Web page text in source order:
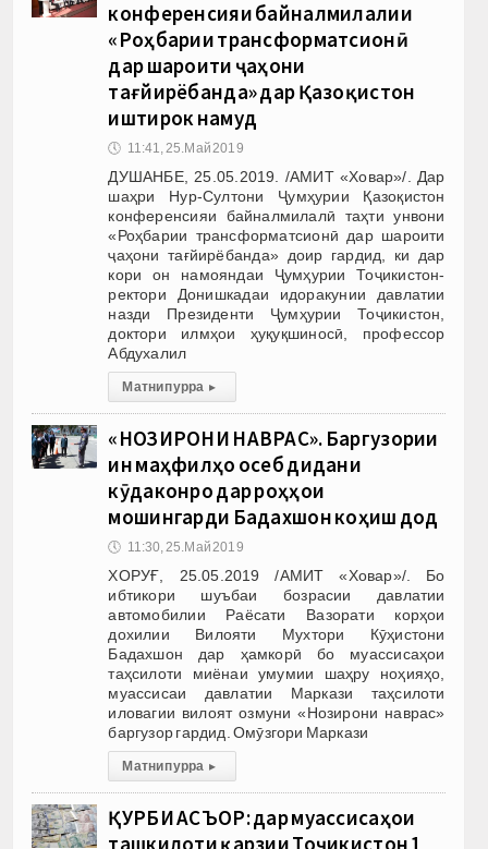
конференсияи байналмилалии
«Роҳбарии трансформатсионӣ
дар шароити ҷаҳони
тағйирёбанда» дар Қазоқистон
иштирок намуд
🕔 11:41, 25.Май 2019
ДУШАНБЕ, 25.05.2019. /АМИТ «Ховар»/. Дар
шаҳри Нур-Султони Ҷумҳурии Қазоқистон
конференсияи байналмилалӣ таҳти унвони
«Роҳбарии трансформатсионӣ дар шароити
ҷаҳони тағйирёбанда» доир гардид, ки дар
кори он намояндаи Ҷумҳурии Тоҷикистон-
ректори Донишкадаи идоракунии давлатии
назди Президенти Ҷумҳурии Тоҷикистон,
доктори илмҳои ҳуқуқшиносӣ, профессор
Абдухалил
Матни пурра ▸
«НОЗИРОНИ НАВРАС». Баргузории
ин маҳфилҳо осеб дидани
кӯдаконро дар роҳҳои
мошингарди Бадахшон коҳиш дод
🕔 11:30, 25.Май 2019
ХОРУҒ, 25.05.2019 /АМИТ «Ховар»/. Бо
ибтикори шуъбаи бозрасии давлатии
автомобилии Раёсати Вазорати корҳои
дохилии Вилояти Мухтори Кӯҳистони
Бадахшон дар ҳамкорӣ бо муассисаҳои
таҳсилоти миёнаи умумии шаҳру ноҳияҳо,
муассисаи давлатии Маркази таҳсилоти
иловагии вилоят озмуни «Нозирони наврас»
баргузор гардид. Омӯзгори Маркази
Матни пурра ▸
ҚУРБИ АСЪОР: дар муассиcаҳои
ташкилоти қарзии Тоҷикистон 1